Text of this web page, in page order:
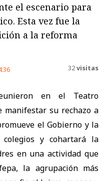
el escenario para
Esta vez fue la
a la reforma
32visitas
en el Teatro
manifestar su rechazo a
el Gobierno y la
y cohartará la
en una actividad que
la agrupación más